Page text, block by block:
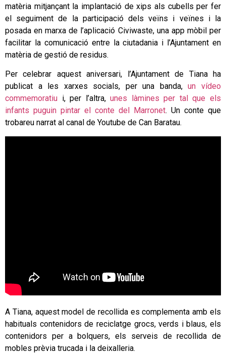
matèria mitjançant la implantació de xips als cubells per fer
el seguiment de la participació dels veïns i veïnes i la
posada en marxa de l’aplicació Civiwaste, una app mòbil per
facilitar la comunicació entre la ciutadania i l’Ajuntament en
matèria de gestió de residus.
Per celebrar aquest aniversari, l’Ajuntament de Tiana ha
publicat a les xarxes socials, per una banda,un vídeo
commemoratiu i, per l’altra,unes làmines per tal que els
infants puguin pintar el conte del Marronet. Un conte que
trobareu narrat al canal de Youtube de Can Baratau.
A Tiana, aquest model de recollida es complementa amb els
habituals contenidors de reciclatge grocs, verds i blaus, els
contenidors per a bolquers, els serveis de recollida de
mobles prèvia trucada i la deixalleria.